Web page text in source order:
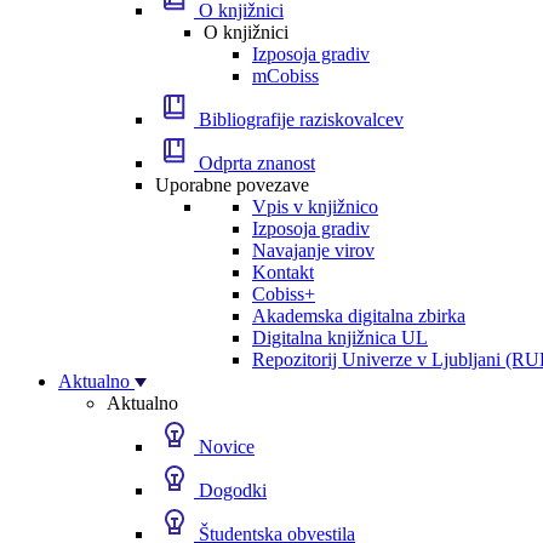
O knjižnici
O knjižnici
Izposoja gradiv
mCobiss
Bibliografije raziskovalcev
Odprta znanost
Uporabne povezave
Vpis v knjižnico
Izposoja gradiv
Navajanje virov
Kontakt
Cobiss+
Akademska digitalna zbirka
Digitalna knjižnica UL
Repozitorij Univerze v Ljubljani
Aktualno
Aktualno
Novice
Dogodki
Študentska obvestila